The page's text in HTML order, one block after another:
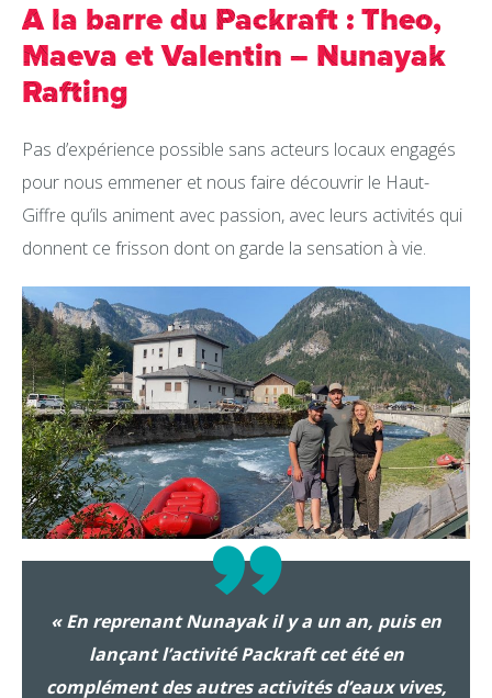
A la barre du Packraft : Theo,
Maeva et Valentin – Nunayak
Rafting
Pas d’expérience possible sans acteurs locaux engagés
pour nous emmener et nous faire découvrir le Haut-
Giffre qu’ils animent avec passion, avec leurs activités qui
donnent ce frisson dont on garde la sensation à vie.
« En reprenant Nunayak il y a un an, puis en
lançant l’activité Packraft cet été en
complément des autres activités d’eaux vives,